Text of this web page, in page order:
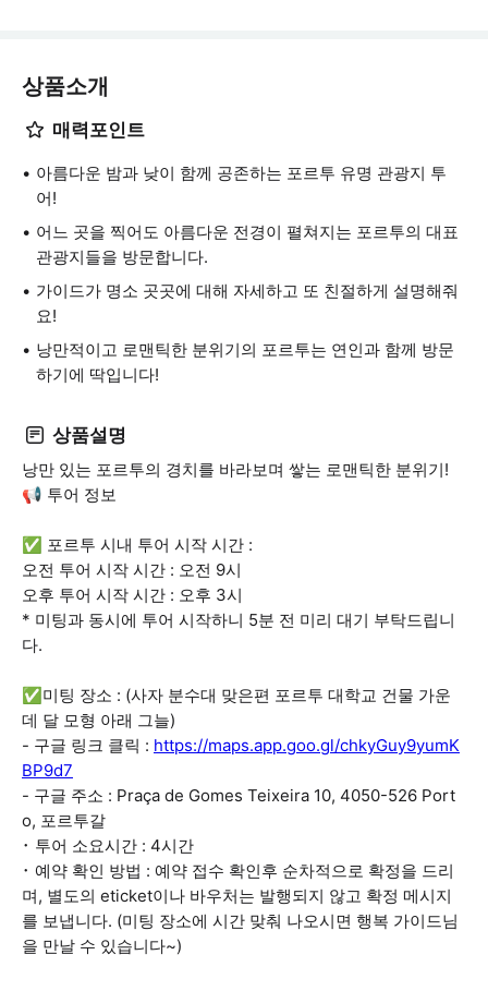
상품소개
매력포인트
아름다운 밤과 낮이 함께 공존하는 포르투 유명 관광지 투
어!
어느 곳을 찍어도 아름다운 전경이 펼쳐지는 포르투의 대표
관광지들을 방문합니다.
가이드가 명소 곳곳에 대해 자세하고 또 친절하게 설명해줘
요!
낭만적이고 로맨틱한 분위기의 포르투는 연인과 함께 방문
하기에 딱입니다!
상품설명
낭만 있는 포르투의 경치를 바라보며 쌓는 로맨틱한 분위기!
📢 투어 정보
✅ 포르투 시내 투어 시작 시간 :
오전 투어 시작 시간 : 오전 9시
오후 투어 시작 시간 : 오후 3시
* 미팅과 동시에 투어 시작하니 5분 전 미리 대기 부탁드립니
다.
✅미팅 장소 : (사자 분수대 맞은편 포르투 대학교 건물 가운
데 달 모형 아래 그늘)
- 구글 링크 클릭 : https://maps.app.goo.gl/chkyGuy9yumK
BP9d7
- 구글 주소 : Praça de Gomes Teixeira 10, 4050-526 Port
o, 포르투갈
･ 투어 소요시간 : 4시간
･ 예약 확인 방법 : 예약 접수 확인후 순차적으로 확정을 드리
며, 별도의 eticket이나 바우처는 발행되지 않고 확정 메시지
를 보냅니다. (미팅 장소에 시간 맞춰 나오시면 행복 가이드님
을 만날 수 있습니다~)